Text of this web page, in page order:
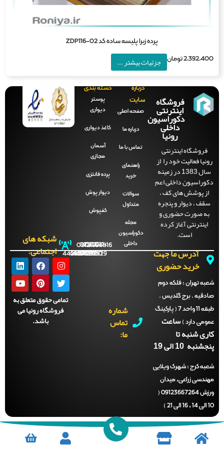
پرده زبرا پلیسه ساده کد 02-ZDP116
تومان جزئیات بیشتر ...
فروشگاه
اینترنتی
دکوراسیون
داخلی
رونیا
فروشگاه اینترنتی
فعالیت خود را از
سال 1383 در زمینه
داخلی اعم
پوشش های کف ،
، دیوار و پنجره
صورت حضوری و
آغاز کرده
درباره
سایت
صفحه‌ اصلی
درباره ما
تماس با ما
راهنمای
دکوراسیون
دسته بندی
دیواری
کاغذ دیواری
آسمان
پرده فانتزی
دیوار پوش
کفپوش
آدرس ما جهت
خرید حضوری
تهران :فلکه دوم
. برج گلدیس .
طبقه 11 واحد 7 ( پارکینگ
دارد )ساعت
شنبه تا
10 الی 19
کرج :شهرک ویلایی
زراعی، میدان
ورزش 09123667264 (
شماره
تماس
09121996816
021-
44288929
021-
44288700
021-
44288701
021-
44288702
شبکه های
اجتماعی:
تمامی حقوق متعلق به
فروشگاه رونیا می